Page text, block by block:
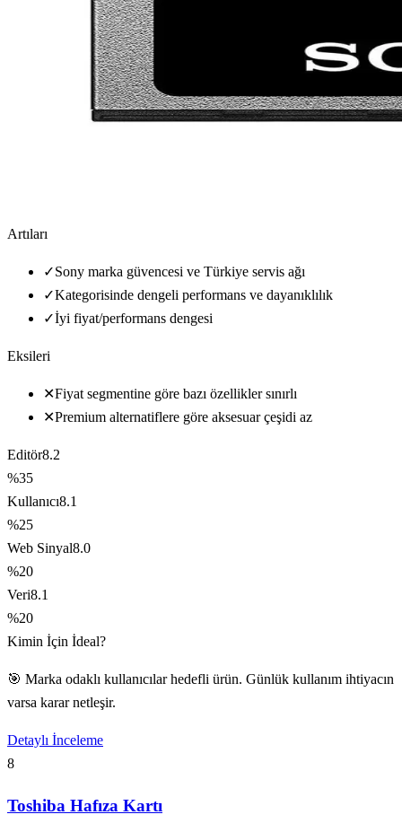
Artıları
✓Sony marka güvencesi ve Türkiye servis ağı
✓Kategorisinde dengeli performans ve dayanıklılık
✓İyi fiyat/performans dengesi
Eksileri
✕Fiyat segmentine göre bazı özellikler sınırlı
✕Premium alternatiflere göre aksesuar çeşidi az
Editör8.2
%35
Kullanıcı8.1
%25
Web Sinyal8.0
%20
Veri8.1
%20
Kimin İçin İdeal?
🎯 Marka odaklı kullanıcılar hedefli ürün. Günlük kullanım ihtiyacın
varsa karar netleşir.
Detaylı İnceleme
8
Toshiba Hafıza Kartı